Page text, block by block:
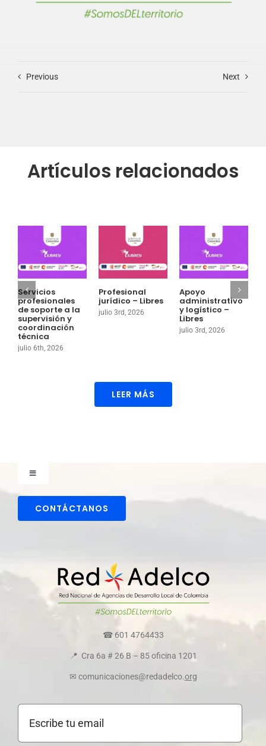
Previous Next
Artículos relacionados
Servicios
profesionales
de soporte a la
supervisión y
coordinación
técnica
julio 6th, 2026
Profesional
jurídico – Libres
julio 3rd, 2026
Apoyo
administrativo
y logístico –
Libres
julio 3rd, 2026
LEER MÁS
Toggle
Comunicaciones
Transparencia y ética empresarial
CONTÁCTANOS
☎ 601 4764433
📍 Cra 6a # 26 B – 85 oficina 1201
✉ comunicaciones@redadelco.org